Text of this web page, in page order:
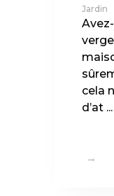
le
Jardin
cela
d’at ...